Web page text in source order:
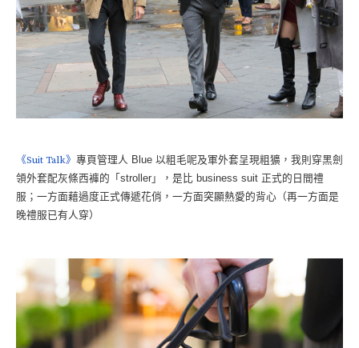
《Suit Talk》 專頁管理人 Blue 以粗毛呢及軍外套呈現粗獷，我則穿黑劍
領外套配灰條西褲的「stroller」，是比 business suit 正式的日間禮
服；一方面藉過度正式傳遞花俏，一方面突顯熱愛的背心（再一方面是
晚禮服已有人穿）